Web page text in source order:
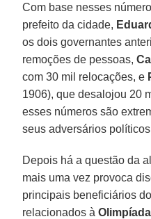
Com base nesses
prefeito da cidade,
os dois governantes
remoções de pessoas,
com 30 mil relocações, e
1906), que desalojou 20
esses números são
seus adversários
Depois há a questão da
mais uma vez provoca
principais beneficiários
relacionados àOlimpíada